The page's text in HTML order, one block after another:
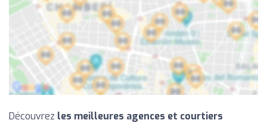
Découvrez les meilleures agences et courtiers